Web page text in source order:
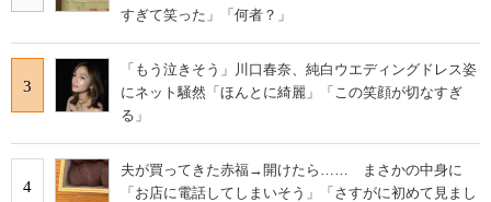
すぎて笑った」「何者？」
3
「もう泣きそう」川口春奈、純白ウエディングドレス姿
にネット騒然「ほんとに綺麗」「この笑顔が切なすぎ
る」
4
夫が買ってきた赤福→開けたら…… まさかの中身に
「お店に電話してしまいそう」「さすがに初めて見まし